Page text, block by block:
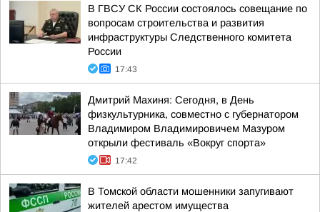
В ГВСУ СК России состоялось совещание по
вопросам строительства и развития
инфраструктуры Следственного комитета
России
17:43
Дмитрий Махиня: Сегодня, в День
физкультурника, совместно с губернатором
Владимиром Владимировичем Мазуром
открыли фестиваль «Вокруг спорта»
17:42
В Томской области мошенники запугивают
жителей арестом имущества